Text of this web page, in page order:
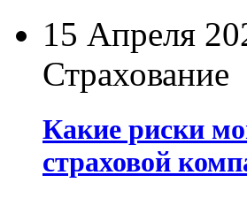
15 Апреля
Страхование
Какие риски
страховой